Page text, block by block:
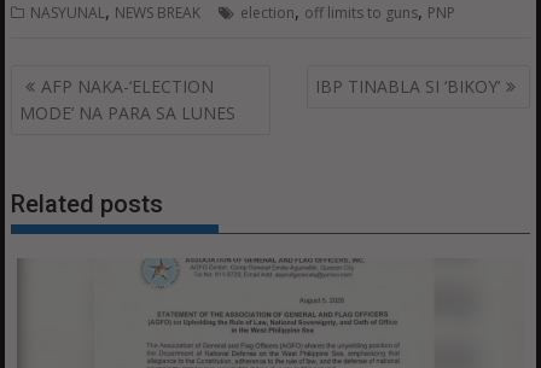
NASYUNAL, NEWS BREAK election, off limits to guns, PNP
Post
navigation
AFP NAKA-‘ELECTION
MODE’ NA PARA SA LUNES
IBP TINABLA SI ‘BIKOY’
Related posts